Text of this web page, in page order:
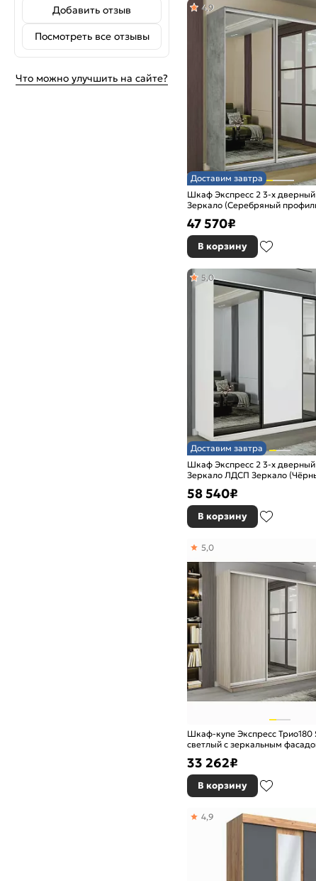
Добавить отзыв
Посмотреть все отзывы
Что можно улучшить на сайте?
Доставим завтра
Шкаф Экспресс 2 3-х
Зеркало (Серебряный
4,9
47 570₽
В корзину
Доставим завтра
Шкаф Экспресс 2 3-х
Зеркало ЛДСП Зеркало
5,0
58 540₽
В корзину
Шкаф-купе Экспресс
светлый с зеркальным
5,0
33 262₽
В корзину
4,9